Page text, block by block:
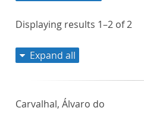
Displaying results 1–2 of2
Expand all
Carvalhal, Álvaro do